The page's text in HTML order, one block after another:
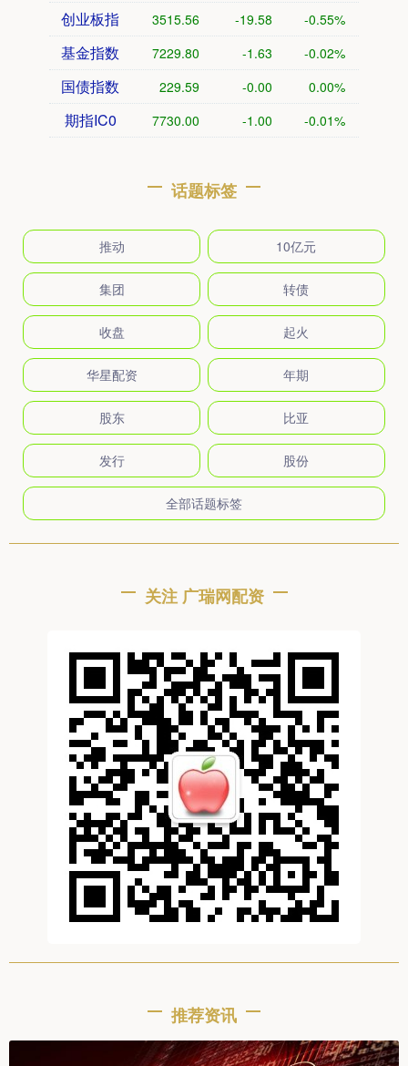
创业板指 3515.56 -19.58 -0.55%
基金指数 7229.80 -1.63 -0.02%
国债指数 229.59 -0.00 0.00%
期指IC0 7730.00 -1.00 -0.01%
话题标签
推动 10亿元
集团 转债
收盘 起火
华星配资 年期
股东 比亚
发行 股份
全部话题标签
关注 广瑞网配资
推荐资讯